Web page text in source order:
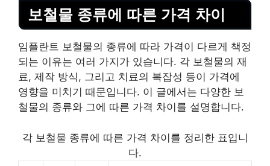
보철물 종류에 따른 가격 차이
임플란트 보철물의 종류에 따라 가격이 다르게 책정
되는 이유는 여러 가지가 있습니다. 각 보철물의 재
료, 제작 방식, 그리고 치료의 복잡성 등이 가격에
영향을 미치기 때문입니다. 이 글에서는 다양한 보
철물의 종류와 그에 따른 가격 차이를 설명합니다.
각 보철물 종류에 따른 가격 차이를 정리한 표입니
다.